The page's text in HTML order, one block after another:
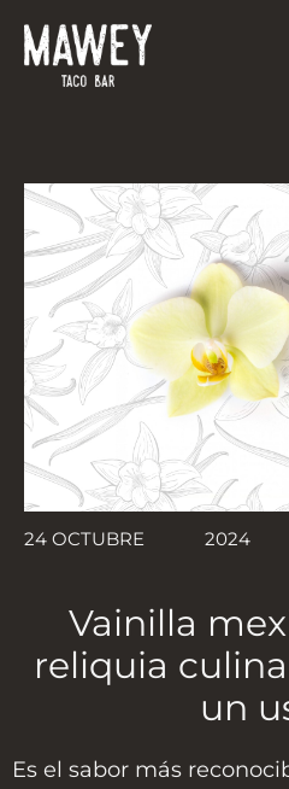
24 OCTUBRE 2024
Vainilla
reliquia
un
Es el sabor más